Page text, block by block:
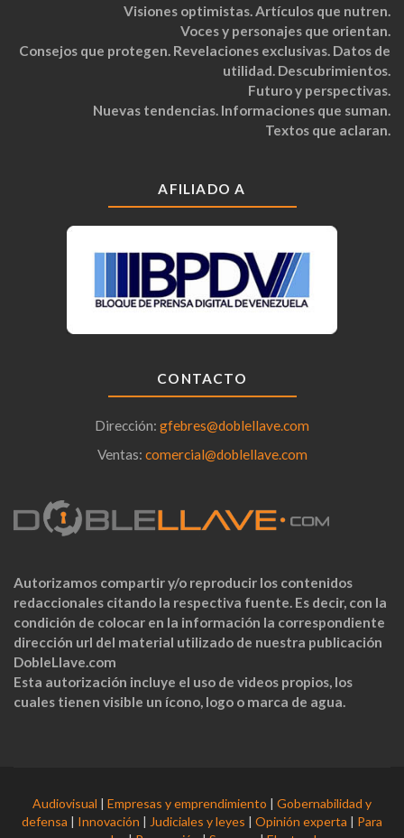
Visiones optimistas. Artículos que nutren.
Voces y personajes que orientan.
Consejos que protegen. Revelaciones exclusivas. Datos de
utilidad. Descubrimientos.
Futuro y perspectivas.
Nuevas tendencias. Informaciones que suman.
Textos que aclaran.
AFILIADO A
CONTACTO
Dirección: gfebres@doblellave.com
Ventas: comercial@doblellave.com
Autorizamos compartir y/o reproducir los contenidos
redaccionales citando la respectiva fuente. Es decir, con la
condición de colocar en la información la correspondiente
dirección url del material utilizado de nuestra publicación
DobleLlave.com
Esta autorización incluye el uso de videos propios, los
cuales tienen visible un ícono, logo o marca de agua.
Audiovisual | Empresas y emprendimiento | Gobernabilidad y
defensa | Innovación | Judiciales y leyes | Opinión experta | Para